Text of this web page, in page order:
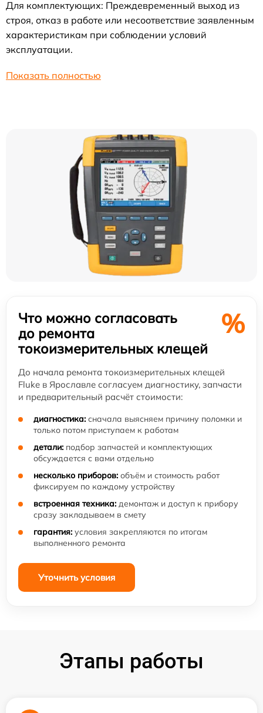
Для комплектующих: Преждевременный выход из
строя, отказ в работе или несоответствие заявленным
характеристикам при соблюдении условий
эксплуатации.
Показать полностью
Что можно согласовать
до ремонта
токоизмерительных клещей
%
До начала ремонта токоизмерительных клещей
Fluke в Ярославле согласуем диагностику, запчасти
и предварительный расчёт стоимости:
диагностика: сначала выясняем причину поломки и
только потом приступаем к работам
детали: подбор запчастей и комплектующих
обсуждается с вами отдельно
несколько приборов: объём и стоимость работ
фиксируем по каждому устройству
встроенная техника: демонтаж и доступ к прибору
сразу закладываем в смету
гарантия: условия закрепляются по итогам
выполненного ремонта
Уточнить условия
Этапы работы